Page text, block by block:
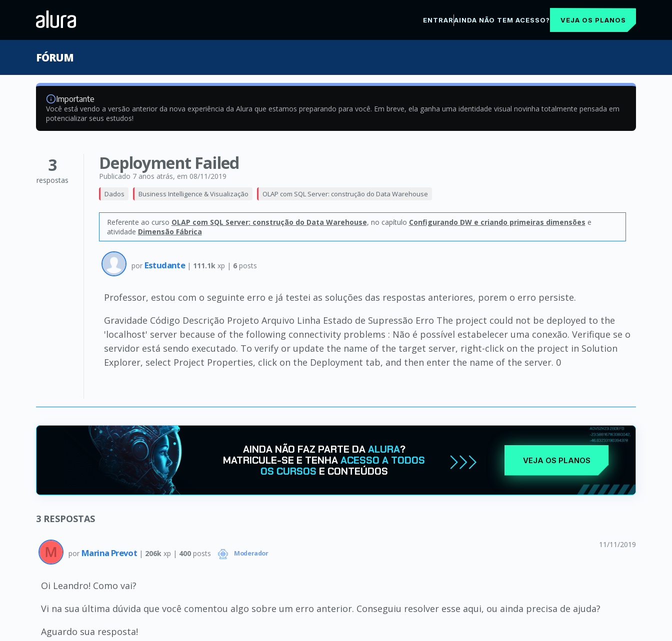
ENTRARAINDA NÃO TEM ACESSO? VEJA OS PLANOS
FÓRUM
Importante
Você está vendo a versão anterior da nova experiência da Alura que estamos preparando para você. Em breve, ela ganha uma identidade visual novinha totalmente pensada em
potencializar seus estudos!
3
respostas
Deployment Failed
Publicado 7 anos atrás, em 08/11/2019
Dados Business Intelligence & Visualização OLAP com SQL Server: construção do Data Warehouse
Referente ao curso OLAP com SQL Server: construção do Data Warehouse, no capítulo Configurando DW e criando primeiras dimensões e
atividade Dimensão Fábrica
por Estudante | 111.1k xp | 6posts
Professor, estou com o seguinte erro e já testei as soluções das respostas anteriores, porem o erro persiste.
Gravidade Código Descrição Projeto Arquivo Linha Estado de Supressão Erro The project could not be deployed to the
'localhost' server because of the following connectivity problems : Não é possível estabelecer uma conexão. Verifique se o
servidor está sendo executado. To verify or update the name of the target server, right-click on the project in Solution
Explorer, select Project Properties, click on the Deployment tab, and then enter the name of the server. 0
AINDA NÃO FAZ PARTE DAALURA?
MATRICULE-SE E TENHAACESSO A TODOS
OS CURSOS E CONTEÚDOS
VEJA OS PLANOS
3 RESPOSTAS
por Marina Prevot | 206k xp | 400posts Moderador
11/11/2019
Oi Leandro! Como vai?
Vi na sua última dúvida que você comentou algo sobre um erro anterior. Conseguiu resolver esse aqui, ou ainda precisa de ajuda?
Aguardo sua resposta!